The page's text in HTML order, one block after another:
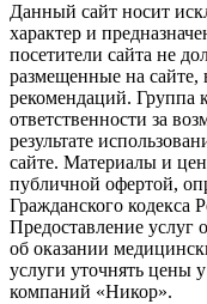
Данный сайт носит
характер и
посетители сайта не
размещенные на сайте,
рекомендаций. Группа
ответственности за
результате
сайте. Материалы и
публичной офертой,
Гражданского кодекса
Предоставление услуг
об оказании
услуги уточнять цены
компаний «Никор».